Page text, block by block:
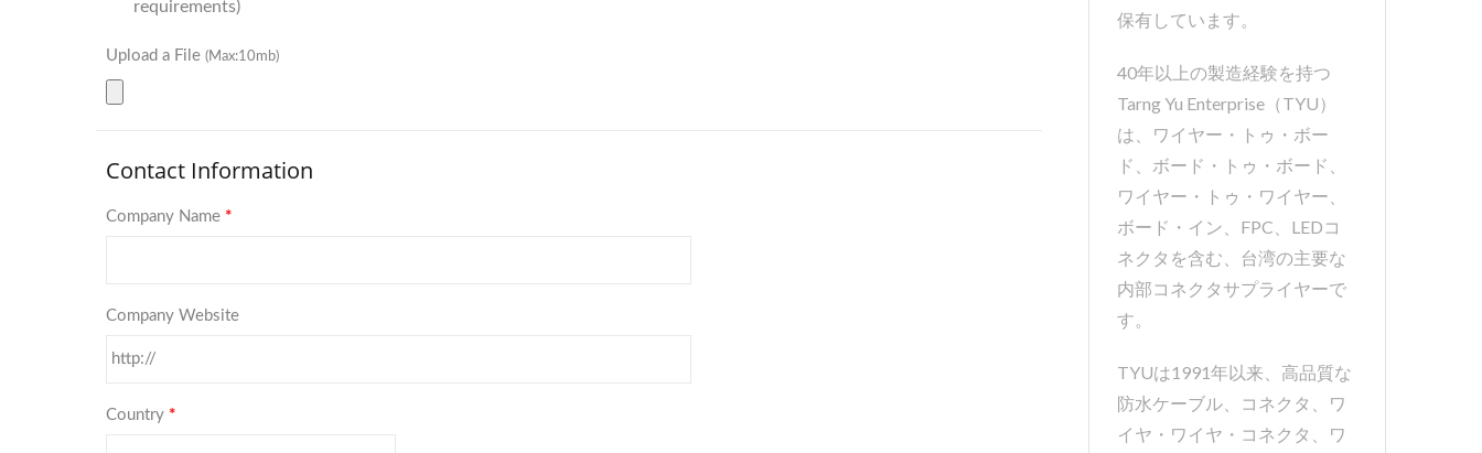
保有しています。
40年以上の製造経験を持つ
Tarng Yu Enterprise（TYU）
は、ワイヤー・トゥ・ボー
ド、ボード・トゥ・ボード、
ワイヤー・トゥ・ワイヤー、
ボード・イン、FPC、LEDコ
ネクタを含む、台湾の主要な
内部コネクタサプライヤーで
す。
TYUは1991年以来、高品質な
防水ケーブル、コネクタ、ワ
イヤ・ワイヤ・コネクタ、ワ